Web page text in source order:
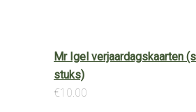
Mr Igel verjaardagskaarten
stuks)
€10.00